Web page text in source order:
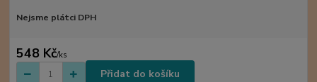
Nejsme plátci DPH
548 Kč/ks
Přidat do košíku